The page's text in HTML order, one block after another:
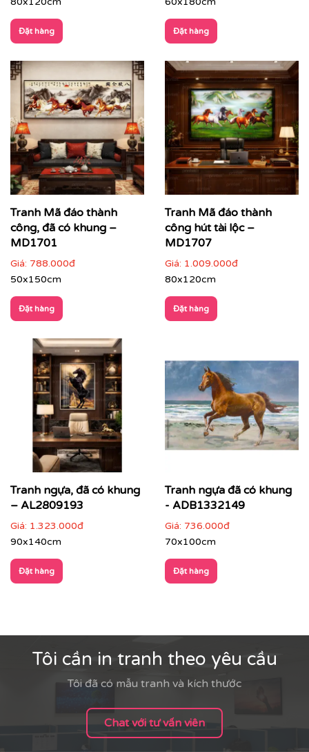
Đặt hàng Đặt hàng
Tranh Mã đáo thành
công, đã có khung –
MD1701
Giá: 788.000đ
50x150cm
Đặt hàng
Tranh Mã đáo thành
công hút tài lộc –
MD1707
Giá: 1.009.000đ
80x120cm
Đặt hàng
Tranh ngựa, đã có khung
– AL2809193
Giá: 1.323.000đ
90x140cm
Đặt hàng
Tranh ngựa đã có khung
- ADB1332149
Giá: 736.000đ
70x100cm
Đặt hàng
Tôi cần in tranh theo yêu cầu
Tôi đã có mẫu tranh và kích thước
Chat với tư vấn viên